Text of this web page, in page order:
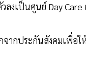
ลงเป็นศูนย์ Day
กประกันสังคมเพื่อใ